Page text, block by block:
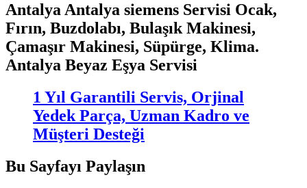
Antalya Antalya siemens Servisi Ocak,
Fırın, Buzdolabı, Bulaşık Makinesi,
Çamaşır Makinesi, Süpürge, Klima.
Antalya Beyaz Eşya Servisi
1 Yıl Garantili Servis, Orjinal
Yedek Parça, Uzman Kadro ve
Müşteri Desteği
Bu Sayfayı Paylaşın